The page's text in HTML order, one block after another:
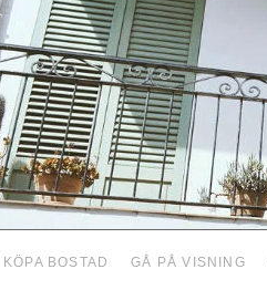
KÖPA BOSTAD GÅ PÅ VISNING